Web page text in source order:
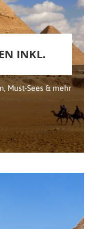
INKL.
Must-Sees & mehr